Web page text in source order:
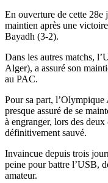
En ouverture de cette 28e
maintien après une
Bayadh (3-2).
Dans les autres matchs,
Alger), a assuré son
au PAC.
Pour sa part,
presque assuré de se
à engranger, lors des
définitivement sauvé.
Invaincue depuis trois
peine pour battre l’USB,
amateur.